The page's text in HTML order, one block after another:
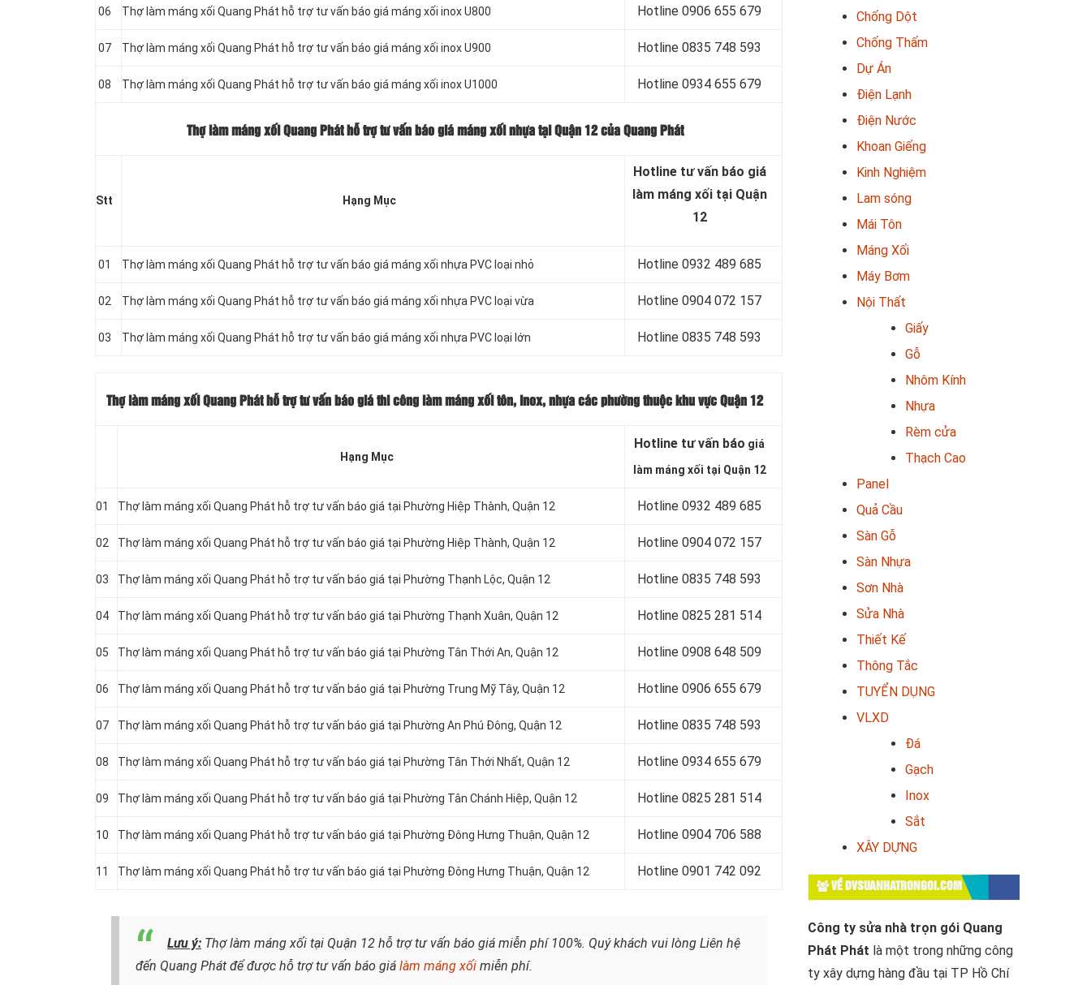
06 Thợ làm máng xối Quang Phát hỗ trợ tư vấn báo giá máng xối inox U800 Hotline 0906 655 679
07 Thợ làm máng xối Quang Phát hỗ trợ tư vấn báo giá máng xối inox U900 Hotline 0835 748 593
08 Thợ làm máng xối Quang Phát hỗ trợ tư vấn báo giá máng xối inox U1000 Hotline 0934 655 679
Thợ làm máng xối Quang Phát hỗ trợ tư vấn báo giá máng xối nhựa tại Quận 12 của Quang Phát
Stt Hạng Mục
Hotline tư vấn báo giá
làm máng xối tại Quận
12
01 Thợ làm máng xối Quang Phát hỗ trợ tư vấn báo giá máng xối nhựa PVC loại nhỏ Hotline 0932 489 685
02 Thợ làm máng xối Quang Phát hỗ trợ tư vấn báo giá máng xối nhựa PVC loại vừa Hotline 0904 072 157
03 Thợ làm máng xối Quang Phát hỗ trợ tư vấn báo giá máng xối nhựa PVC loại lớn Hotline 0835 748 593
Thợ làm máng xối Quang Phát hỗ trợ tư vấn báo giá thi công làm máng xối tôn, inox, nhựa các phường thuộc khu vực Quận 12
Hạng Mục
Hotline tư vấn báo giá
làm máng xối tại Quận 12
01 Thợ làm máng xối Quang Phát hỗ trợ tư vấn báo giá tại Phường Hiệp Thành, Quận 12 Hotline 0932 489 685
02 Thợ làm máng xối Quang Phát hỗ trợ tư vấn báo giá tại Phường Hiệp Thành, Quận 12 Hotline 0904 072 157
03 Thợ làm máng xối Quang Phát hỗ trợ tư vấn báo giá tại Phường Thạnh Lộc, Quận 12 Hotline 0835 748 593
04 Thợ làm máng xối Quang Phát hỗ trợ tư vấn báo giá tại Phường Thạnh Xuân, Quận 12 Hotline 0825 281 514
05 Thợ làm máng xối Quang Phát hỗ trợ tư vấn báo giá tại Phường Tân Thới An, Quận 12 Hotline 0908 648 509
06 Thợ làm máng xối Quang Phát hỗ trợ tư vấn báo giá tại Phường Trung Mỹ Tây, Quận 12 Hotline 0906 655 679
07 Thợ làm máng xối Quang Phát hỗ trợ tư vấn báo giá tại Phường An Phú Đông, Quận 12 Hotline 0835 748 593
08 Thợ làm máng xối Quang Phát hỗ trợ tư vấn báo giá tại Phường Tân Thới Nhất, Quận 12 Hotline 0934 655 679
09 Thợ làm máng xối Quang Phát hỗ trợ tư vấn báo giá tại Phường Tân Chánh Hiệp, Quận 12 Hotline 0825 281 514
10 Thợ làm máng xối Quang Phát hỗ trợ tư vấn báo giá tại Phường Đông Hưng Thuận, Quận 12 Hotline 0904 706 588
11 Thợ làm máng xối Quang Phát hỗ trợ tư vấn báo giá tại Phường Đông Hưng Thuận, Quận 12 Hotline 0901 742 092
Lưu ý: Thợ làm máng xối tại Quận 12 hỗ trợ tư vấn báo giá miễn phí 100%. Quý khách vui lòng Liên hệ
đến Quang Phát để được hỗ trợ tư vấn báo giá làm máng xối miễn phí.
Chống Dột
Chống Thấm
Dự Án
Điện Lạnh
Điện Nước
Khoan Giếng
Kinh Nghiệm
Lam sóng
Mái Tôn
Máng Xối
Máy Bơm
Nội Thất
Giấy
Gỗ
Nhôm Kính
Nhựa
Rèm cửa
Thạch Cao
Panel
Quả Cầu
Sàn Gỗ
Sàn Nhựa
Sơn Nhà
Sửa Nhà
Thiết Kế
Thông Tắc
TUYỂN DỤNG
VLXD
Đá
Gạch
Inox
Sắt
XÂY DỰNG
VỀ DVSUANHATRONGOI.COM
Công ty sửa nhà trọn gói Quang
Phát Phát là một trong những công
ty xây dựng hàng đầu tại TP Hồ Chí